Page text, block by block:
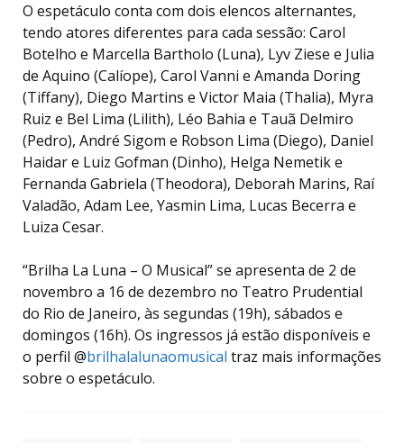
O espetáculo conta com dois elencos alternantes,
tendo atores diferentes para cada sessão: Carol
Botelho e Marcella Bartholo (Luna), Lyv Ziese e Julia
de Aquino (Calíope), Carol Vanni e Amanda Doring
(Tiffany), Diego Martins e Victor Maia (Thalia), Myra
Ruiz e Bel Lima (Lilith), Léo Bahia e Tauã Delmiro
(Pedro), André Sigom e Robson Lima (Diego), Daniel
Haidar e Luiz Gofman (Dinho), Helga Nemetik e
Fernanda Gabriela (Theodora), Deborah Marins, Raí
Valadão, Adam Lee, Yasmin Lima, Lucas Becerra e
Luiza Cesar.
“Brilha La Luna – O Musical” se apresenta de 2 de
novembro a 16 de dezembro no Teatro Prudential
do Rio de Janeiro, às segundas (19h), sábados e
domingos (16h). Os ingressos já estão disponíveis e
o perfil @brilhalalunaomusical traz mais informações
sobre o espetáculo.